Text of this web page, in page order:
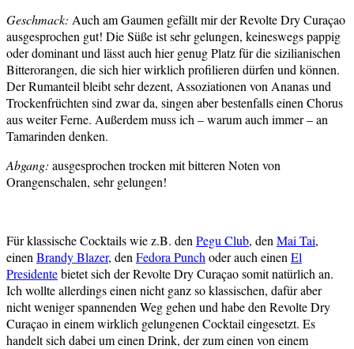
Geschmack: Auch am Gaumen gefällt mir der Revolte Dry Curaçao
ausgesprochen gut! Die Süße ist sehr gelungen, keineswegs pappig
oder dominant und lässt auch hier genug Platz für die sizilianischen
Bitterorangen, die sich hier wirklich profilieren dürfen und können.
Der Rumanteil bleibt sehr dezent, Assoziationen von Ananas und
Trockenfrüchten sind zwar da, singen aber bestenfalls einen Chorus
aus weiter Ferne. Außerdem muss ich – warum auch immer – an
Tamarinden denken.
Abgang: ausgesprochen trocken mit bitteren Noten von
Orangenschalen, sehr gelungen!
Für klassische Cocktails wie z.B. denPegu Club, denMai Tai,
einenBrandy Blazer, denFedora Punchoder auch einenEl
Presidentebietet sich der Revolte Dry Curaçao somit natürlich an.
Ich wollte allerdings einen nicht ganz so klassischen, dafür aber
nicht weniger spannenden Weg gehen und habe den Revolte Dry
Curaçao in einem wirklich gelungenen Cocktail eingesetzt. Es
handelt sich dabei um einen Drink, der zum einen von einem